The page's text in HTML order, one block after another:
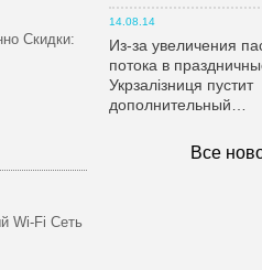
Скидки:
Wi-Fi Сеть
14.08.14
Из-за увеличения
потока в
Укрзалiзниця пустит
дополнительный…
Все